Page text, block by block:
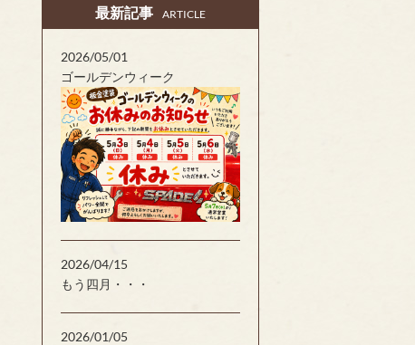
最新記事 ARTICLE
2026/05/01
ゴールデンウィーク
2026/04/15
もう四月・・・
2026/01/05